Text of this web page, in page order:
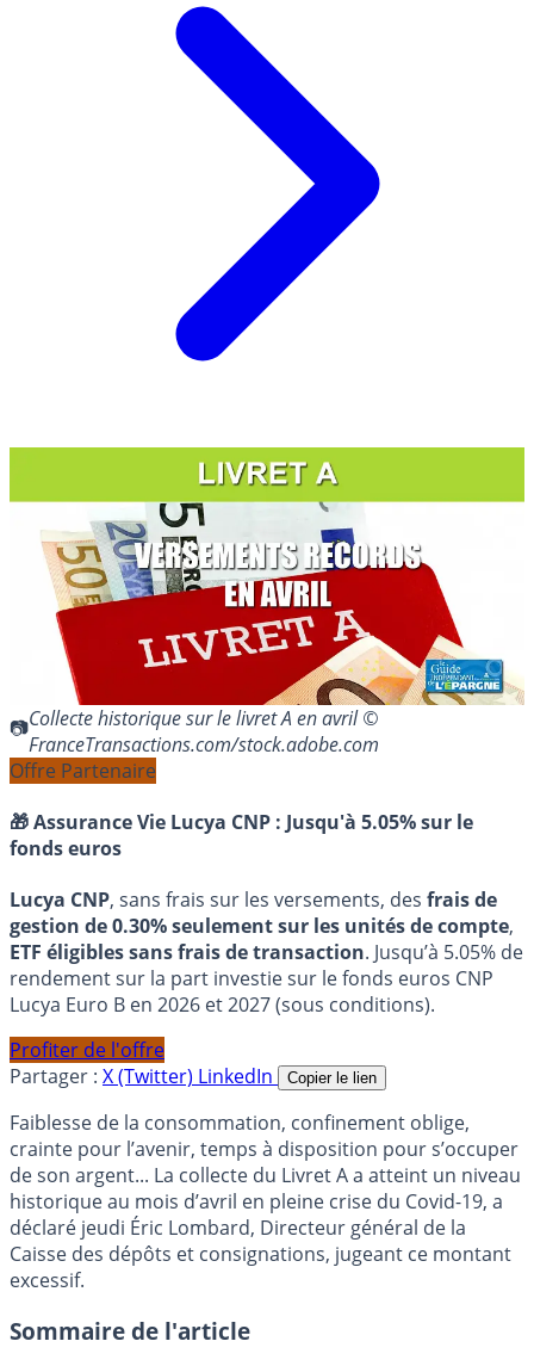
Collecte historique sur le livret A en avril ©
FranceTransactions.com/stock.adobe.com
Offre Partenaire
🎁 Assurance Vie Lucya CNP : Jusqu'à 5.05% sur le
fonds euros
Lucya CNP, sans frais sur les versements, des frais de
gestion de 0.30% seulement sur les unités de compte,
ETF éligibles sans frais de transaction. Jusqu’à 5.05% de
rendement sur la part investie sur le fonds euros CNP
Lucya Euro B en 2026 et 2027 (sous conditions).
Profiter de l'offre
Partager : X (Twitter) LinkedIn Copier le lien
Faiblesse de la consommation, confinement oblige,
crainte pour l’avenir, temps à disposition pour s’occuper
de son argent... La collecte du Livret A a atteint un niveau
historique au mois d’avril en pleine crise du Covid-19, a
déclaré jeudi Éric Lombard, Directeur général de la
Caisse des dépôts et consignations, jugeant ce montant
excessif.
Sommaire de l'article